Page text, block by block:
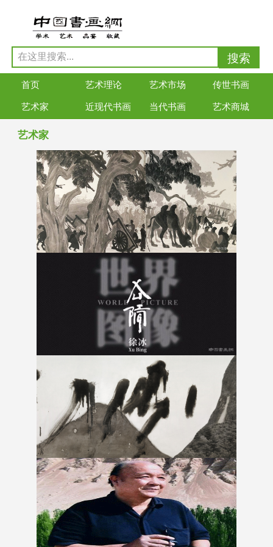
首页 艺术理论 艺术市场 传世书画
艺术家 近现代书画 当代书画 艺术商城
艺术家